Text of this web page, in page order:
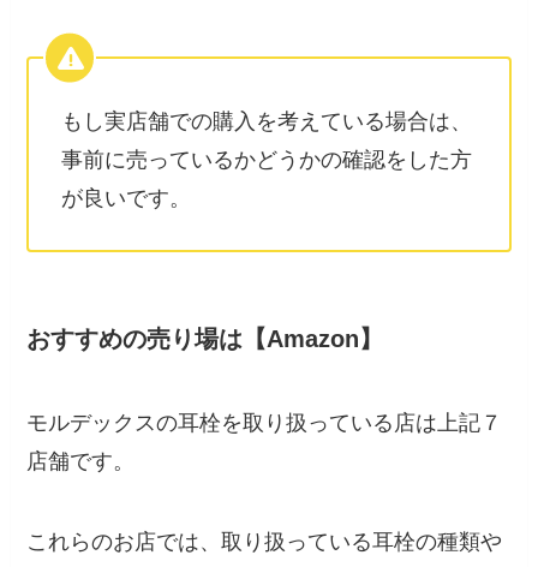
もし実店舗での購入を考えている場合は、
事前に売っているかどうかの確認をした方
が良いです。
おすすめの売り場は【Amazon】
モルデックスの耳栓を取り扱っている店は上記７
店舗です。
これらのお店では、取り扱っている耳栓の種類や